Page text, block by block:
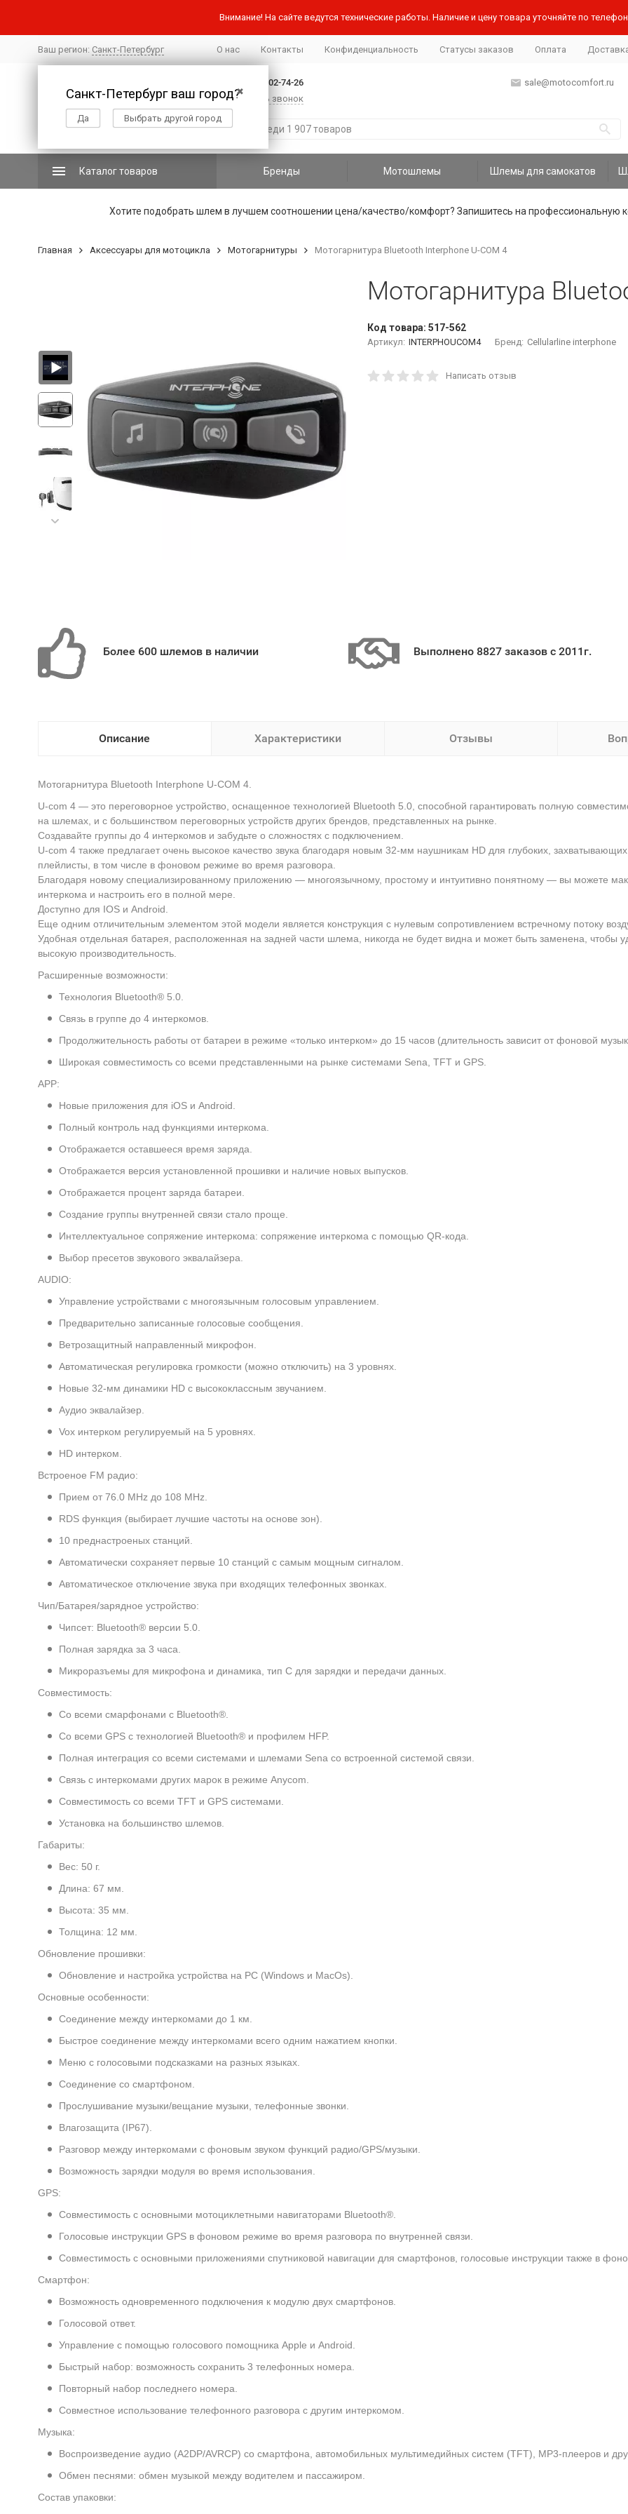
Внимание! На сайте ведутся технические работы. Наличие и цену товара уточняйте по
Ваш регион: Санкт-Петербург
✖
Санкт-Петербург ваш город?
Да Выбрать другой город
О нас Контакты Конфиденциальность Статусы заказов Оплата
+7 (812) 502-74-26
Заказать звонок
sale@motocomfort.ru
Каталог товаров Бренды Мотошлемы Шлемы для самокатов
Хотите подобрать шлем в лучшем соотношении цена/качество/комфорт? Запишитесь на профессиональную
Главная Аксессуары для мотоцикла Мотогарнитуры Мотогарнитура Bluetooth Interphone U-COM 4
Мотогарнитура
Код товара: 517-562
Артикул: INTERPHOUCOM4 Бренд: Cellularline interphone
Написать отзыв
Более 600 шлемов в наличии Выполнено 8827 заказов с 2011г.
Описание Характеристики Отзывы
Мотогарнитура Bluetooth Interphone U-COM 4.
U-com 4 — это переговорное устройство, оснащенное технологией Bluetooth 5.0, способной гарантировать полную
на шлемах, и с большинством переговорных устройств других брендов, представленных на рынке.
Создавайте группы до 4 интеркомов и забудьте о сложностях с подключением.
U-com 4 также предлагает очень высокое качество звука благодаря новым 32-мм наушникам HD для глубоких,
плейлисты, в том числе в фоновом режиме во время разговора.
Благодаря новому специализированному приложению — многоязычному, простому и интуитивно понятному — вы можете
интеркома и настроить его в полной мере.
Доступно для IOS и Android.
Еще одним отличительным элементом этой модели является конструкция с нулевым сопротивлением встречному потоку
Удобная отдельная батарея, расположенная на задней части шлема, никогда не будет видна и может быть заменена, чтобы
высокую производительность.
Расширенные возможности:
Технология Bluetooth® 5.0.
Связь в группе до 4 интеркомов.
Продолжительность работы от батареи в режиме «только интерком» до 15 часов (длительность зависит от фоновой
Широкая совместимость со всеми представленными на рынке системами Sena, TFT и GPS.
APP:
Новые приложения для iOS и Android.
Полный контроль над функциями интеркома.
Отображается оставшееся время заряда.
Отображается версия установленной прошивки и наличие новых выпусков.
Отображается процент заряда батареи.
Создание группы внутренней связи стало проще.
Интеллектуальное сопряжение интеркома: сопряжение интеркома с помощью QR-кода.
Выбор пресетов звукового эквалайзера.
AUDIO:
Управление устройствами с многоязычным голосовым управлением.
Предварительно записанные голосовые сообщения.
Ветрозащитный направленный микрофон.
Автоматическая регулировка громкости (можно отключить) на 3 уровнях.
Новые 32-мм динамики HD с высококлассным звучанием.
Аудио эквалайзер.
Vox интерком регулируемый на 5 уровнях.
HD интерком.
Встроеное FM радио:
Прием от 76.0 MHz до 108 MHz.
RDS функция (выбирает лучшие частоты на основе зон).
10 преднастроеных станций.
Автоматически сохраняет первые 10 станций с самым мощным сигналом.
Автоматическое отключение звука при входящих телефонных звонках.
Чип/Батарея/зарядное устройство:
Чипсет: Bluetooth® версии 5.0.
Полная зарядка за 3 часа.
Микроразъемы для микрофона и динамика, тип C для зарядки и передачи данных.
Совместимость:
Со всеми смарфонами с Bluetooth®.
Со всеми GPS с технологией Bluetooth® и профилем HFP.
Полная интеграция со всеми системами и шлемами Sena со встроенной системой связи.
Связь с интеркомами других марок в режиме Anycom.
Совместимость со всеми TFT и GPS системами.
Установка на большинство шлемов.
Габариты:
Вес: 50 г.
Длина: 67 мм.
Высота: 35 мм.
Толщина: 12 мм.
Обновление прошивки:
Обновление и настройка устройства на PC (Windows и MacOs).
Основные особенности:
Соединение между интеркомами до 1 км.
Быстрое соединение между интеркомами всего одним нажатием кнопки.
Меню с голосовыми подсказками на разных языках.
Соединение со смартфоном.
Прослушивание музыки/вещание музыки, телефонные звонки.
Влагозащита (IP67).
Разговор между интеркомами с фоновым звуком функций радио/GPS/музыки.
Возможность зарядки модуля во время использования.
GPS:
Совместимость с основными мотоциклетными навигаторами Bluetooth®.
Голосовые инструкции GPS в фоновом режиме во время разговора по внутренней связи.
Совместимость с основными приложениями спутниковой навигации для смартфонов, голосовые инструкции также в
Смартфон:
Возможность одновременного подключения к модулю двух смартфонов.
Голосовой ответ.
Управление с помощью голосового помощника Apple и Android.
Быстрый набор: возможность сохранить 3 телефонных номера.
Повторный набор последнего номера.
Совместное использование телефонного разговора с другим интеркомом.
Музыка:
Воспроизведение аудио (A2DP/AVRCP) со смартфона, автомобильных мультимедийных систем (TFT), MP3-плееров и
Обмен песнями: обмен музыкой между водителем и пассажиром.
Состав упаковки: